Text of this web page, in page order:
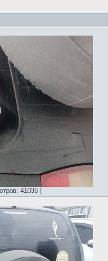
41038 ]